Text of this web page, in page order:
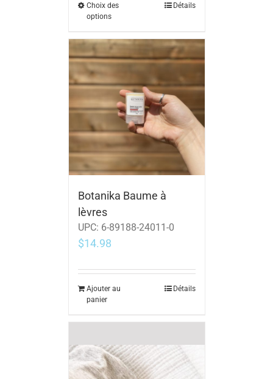
Choix des
options
Détails
Botanika Baume à
lèvres
UPC: 6-89188-24011-0
$14.98
Ajouter au
panier
Détails